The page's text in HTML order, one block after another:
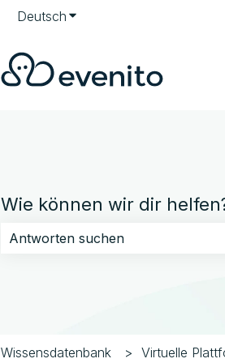
Deutsch Untermenü für
Wie können wir dir
Wissensdatenbank Virtuelle